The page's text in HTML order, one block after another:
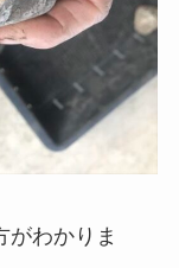
がわかりま